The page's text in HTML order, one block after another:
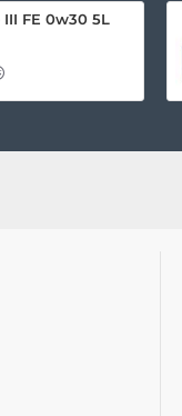
FE 0w30 5L